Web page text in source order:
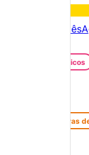
Este mês
Festivais Gastronómicos
Feiras